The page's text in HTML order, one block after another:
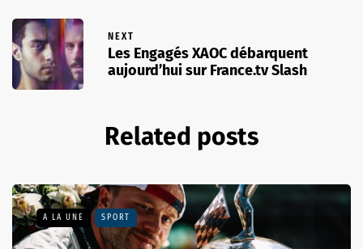
NEXT
Les Engagés XAOC débarquent
aujourd’hui sur France.tv Slash
Related posts
A LA UNE SPORT